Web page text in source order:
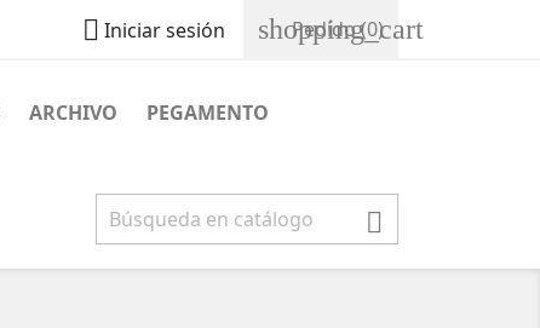
 Iniciar sesión shopping_cart
Pedido(0)
ARCHIVO
PEGAMENTO
